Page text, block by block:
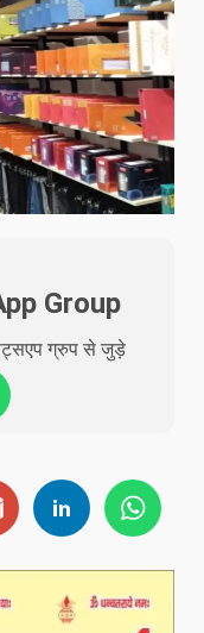
Group
ग्रुप से जुड़े